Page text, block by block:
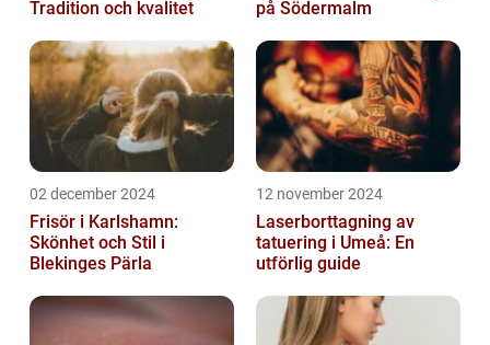
Tradition och kvalitet
på Södermalm
02 december 2024
Frisör i Karlshamn:
Skönhet och Stil i
Blekinges Pärla
12 november 2024
Laserborttagning av
tatuering i Umeå: En
utförlig guide